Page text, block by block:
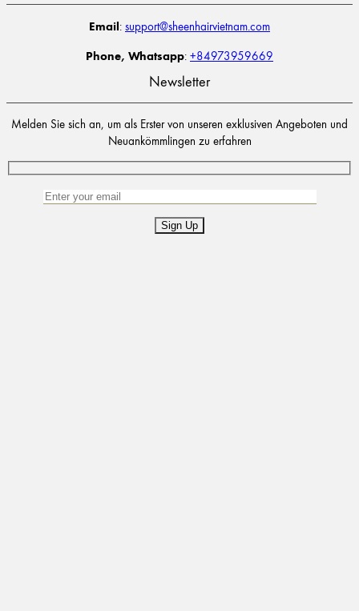
Email:support@sheenhairvietnam.com
Phone, Whatsapp:+84973959669
Newsletter
Melden Sie sich an, um als Erster von unseren exklusiven Angeboten und
Neuankömmlingen zu erfahren